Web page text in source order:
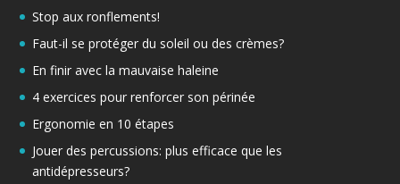
Stop aux ronflements!
Faut-il se protéger du soleil ou des crèmes?
En finir avec la mauvaise haleine
4 exercices pour renforcer son périnée
Ergonomie en 10 étapes
Jouer des percussions: plus efficace que les
antidépresseurs?